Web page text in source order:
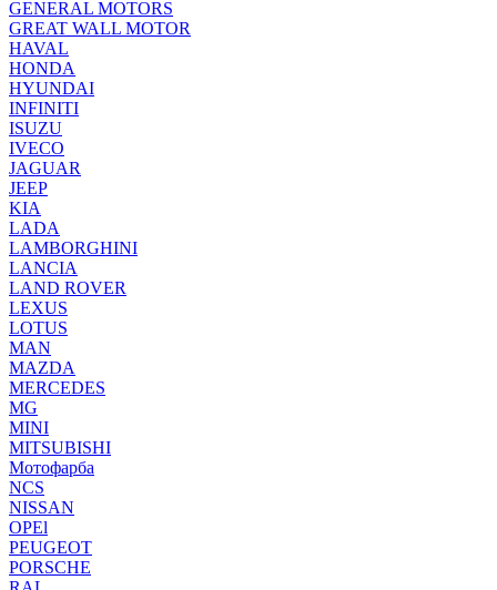
GENERAL MOTORS
GREAT WALL MOTOR
HAVAL
HONDA
HYUNDAI
INFINITI
ISUZU
IVECO
JAGUAR
JEEP
KIA
LADA
LAMBORGHINI
LANCIA
LAND ROVER
LEXUS
LOTUS
MAN
MAZDA
MERCEDES
MG
MINI
MITSUBISHI
Мотофарба
NCS
NISSAN
OPEl
PEUGEOT
PORSCHE